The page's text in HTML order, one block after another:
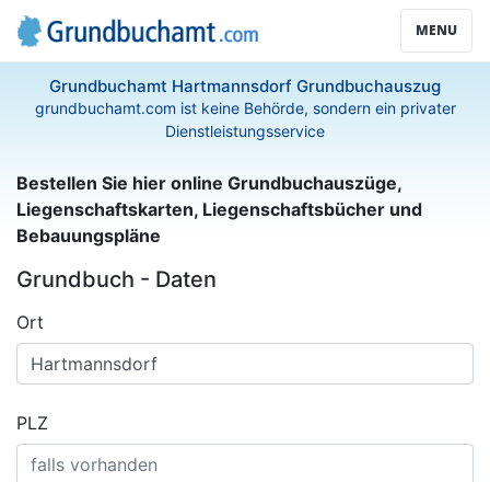
MENU
Grundbuchamt Hartmannsdorf Grundbuchauszug
grundbuchamt.com ist keine Behörde, sondern ein privater
Dienstleistungsservice
Bestellen Sie hier online Grundbuchauszüge,
Liegenschaftskarten, Liegenschaftsbücher und
Bebauungspläne
Grundbuch - Daten
Ort
PLZ